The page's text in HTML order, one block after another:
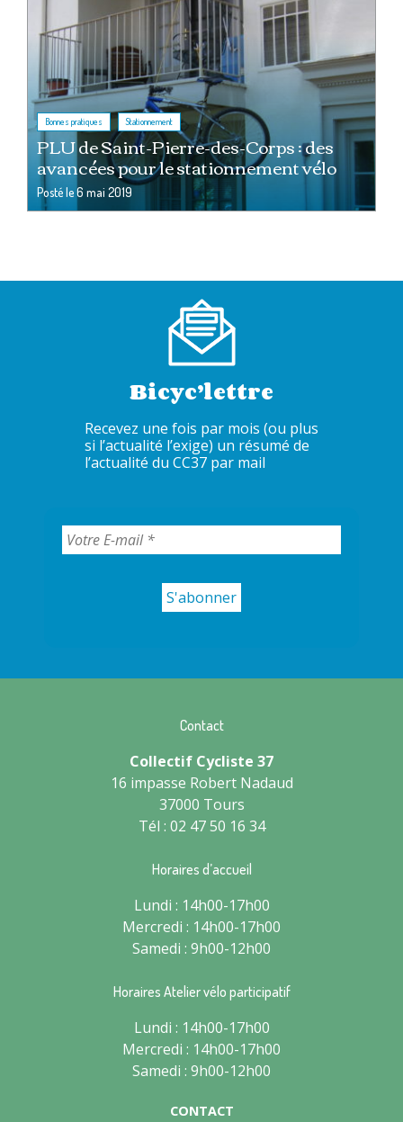
Bonnes pratiques , Stationnement
PLU de Saint-Pierre-des-Corps : des
avancées pour le stationnement vélo
Posté le6 mai 2019
Bicyc’lettre
Recevez une fois par mois (ou plus
si l’actualité l’exige) un résumé de
l’actualité du CC37 par mail
Contact
Collectif Cycliste 37
16 impasse Robert Nadaud
37000 Tours
Tél : 02 47 50 16 34
Horaires d’accueil
Lundi : 14h00-17h00
Mercredi : 14h00-17h00
Samedi : 9h00-12h00
Horaires Atelier vélo participatif
Lundi : 14h00-17h00
Mercredi : 14h00-17h00
Samedi : 9h00-12h00
CONTACT